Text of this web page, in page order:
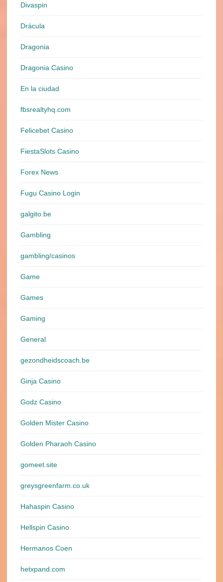
Divaspin
Drácula
Dragonia
Dragonia Casino
En la ciudad
fbsrealtyhq.com
Felicebet Casino
FiestaSlots Casino
Forex News
Fugu Casino Login
galgito.be
Gambling
gambling/casinos
Game
Games
Gaming
General
gezondheidscoach.be
Ginja Casino
Godz Casino
Golden Mister Casino
Golden Pharaoh Casino
gomeet.site
greysgreenfarm.co.uk
Hahaspin Casino
Hellspin Casino
Hermanos Coen
hetxpand.com